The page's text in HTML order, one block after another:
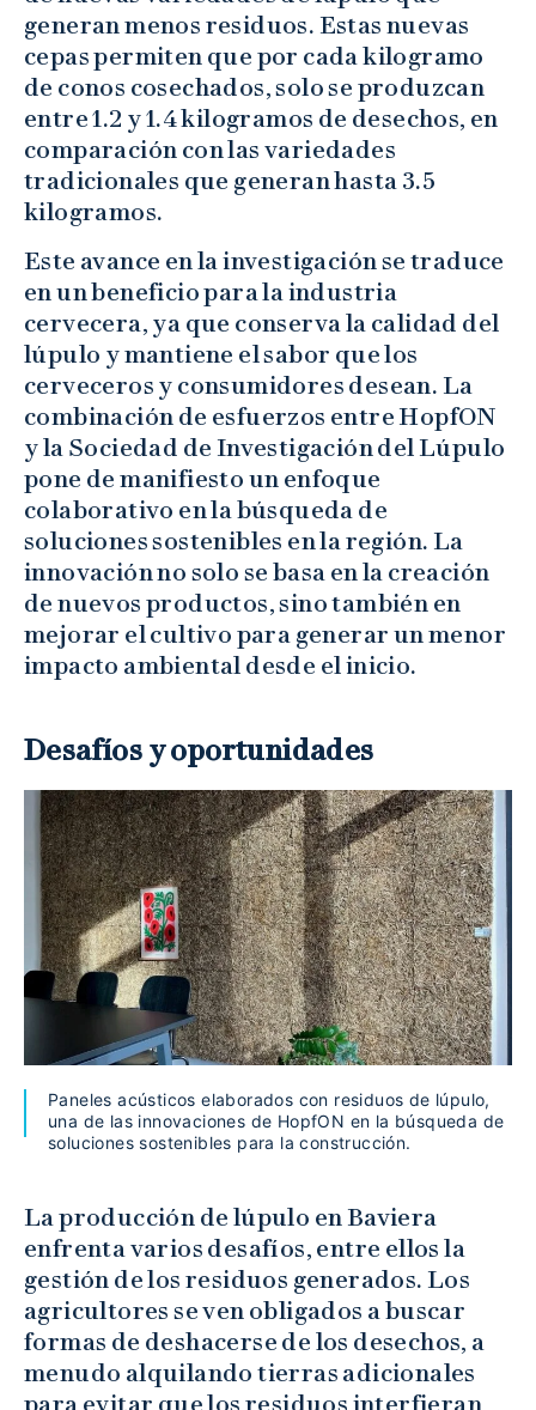
generan menos residuos. Estas nuevas
cepas permiten que por cada kilogramo
de conos cosechados, solo se produzcan
entre 1.2 y 1.4 kilogramos de desechos, en
comparación con las variedades
tradicionales que generan hasta 3.5
kilogramos.
Este avance en la investigación se traduce
en un beneficio para la industria
cervecera, ya que conserva la calidad del
lúpulo y mantiene el sabor que los
cerveceros y consumidores desean. La
combinación de esfuerzos entre HopfON
y la Sociedad de Investigación del Lúpulo
pone de manifiesto un enfoque
colaborativo en la búsqueda de
soluciones sostenibles en la región. La
innovación no solo se basa en la creación
de nuevos productos, sino también en
mejorar el cultivo para generar un menor
impacto ambiental desde el inicio.
Desafíos y oportunidades
Paneles acústicos elaborados con residuos de lúpulo,
una de las innovaciones de HopfON en la búsqueda de
soluciones sostenibles para la construcción.
La producción de lúpulo en Baviera
enfrenta varios desafíos, entre ellos la
gestión de los residuos generados. Los
agricultores se ven obligados a buscar
formas de deshacerse de los desechos, a
menudo alquilando tierras adicionales
para evitar que los residuos interfieran